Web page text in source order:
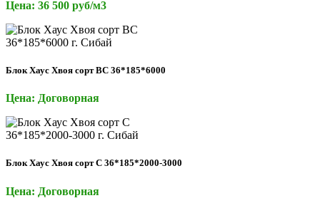
Цена: 36 500 руб/м3
Блок Хаус Хвоя сорт ВС 36*185*6000
Цена: Договорная
Блок Хаус Хвоя сорт С 36*185*2000-3000
Цена: Договорная